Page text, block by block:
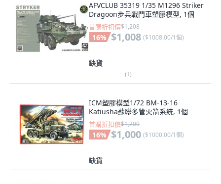
AFVCLUB 35319 1/35 M1296 Striker
Dragoon步兵戰鬥車塑膠模型, 1個
首購折扣價$1,208
16% $1,008 ($1008.00/1個)
缺貨
(1)
ICM塑膠模型1/72 BM-13-16
Katiusha蘇聯多管火箭系統, 1個
首購折扣價$1,200
16% $1,000 ($1000.00/1個)
缺貨